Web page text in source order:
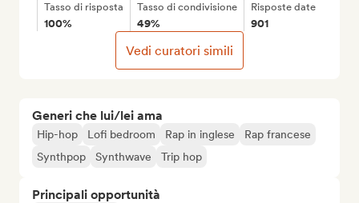
Generi che lui/lei ama
Hip-hop Lofi bedroom Rap in inglese
Rap francese
Synthpop
Synthwave Trip hop
Principali opportunità
Tasso di risposta
100%
Tasso di condivisione
49%
Risposte date
901
Vedi curatori simili